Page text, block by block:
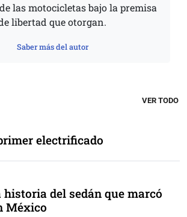
las motocicletas bajo la premisa
libertad que otorgan.
Saber más del autor
VER TODO
electrificado
historia del sedán que marcó
México